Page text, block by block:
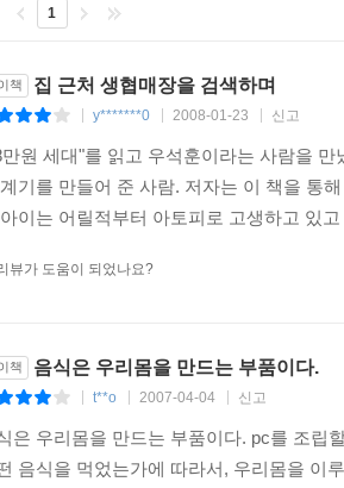
음식을 안심하고 먹을 수 없도록 방해하
연합하여 구성하고 있는 음식과 관련된
어떻게 깨고 새로운대안을 모색할 것인가?
스트푸드 산업과 농약과 화학비료로 유
산 방식은 안전을 위협하지만 값싼 음식
패스트푸드와 관행 농업에 익숙해지게 된
향을 건설적인 방향으로 만들기 위한 방
고 믿을 만한 음식 재료들을 다루고 있으
깊은 맛이 느껴지는 순간 몸과 마음도 깊
1
책 집 근처 생협매장을 검색하며
y*******0 2008-01-23 신고
원 세대"를 읽고 우석훈이라는 사람을
기를 만들어 준 사람. 저자는 이 책을 통
이는 어릴적부터 아토피로 고생하고 있
뷰가 도움이 되었나요?
책 음식은 우리몸을 만드는 부품이다.
t**o 2007-04-04 신고
은 우리몸을 만드는 부품이다. pc를 조립
음식을 먹었는가에 따라서, 우리몸을 이